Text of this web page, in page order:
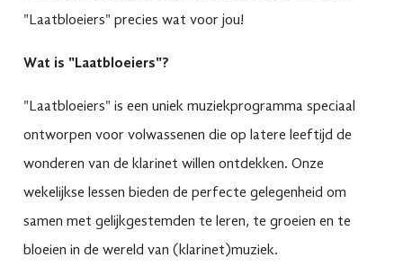
"Laatbloeiers" precies wat voor jou!
Wat is "Laatbloeiers"?
"Laatbloeiers" is een uniek muziekprogramma speciaal
ontworpen voor volwassenen die op latere leeftijd de
wonderen van de klarinet willen ontdekken. Onze
wekelijkse lessen bieden de perfecte gelegenheid om
samen met gelijkgestemden te leren, te groeien en te
bloeien in de wereld van (klarinet)muziek.